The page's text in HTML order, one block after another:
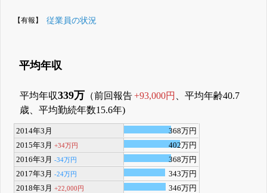
く追える
無料でβ版をはじめる
【有報】 従業員の状況
平均年収
平均年収339万 （前回報告+93,000円
、平均年齢40.7
歳、平均勤続年数15.6年)
2014年3月
368万円
2015年3月+34万円
402万円
2016年3月-34万円
368万円
2017年3月-24万円
343万円
2018年3月+22,000円
346万円